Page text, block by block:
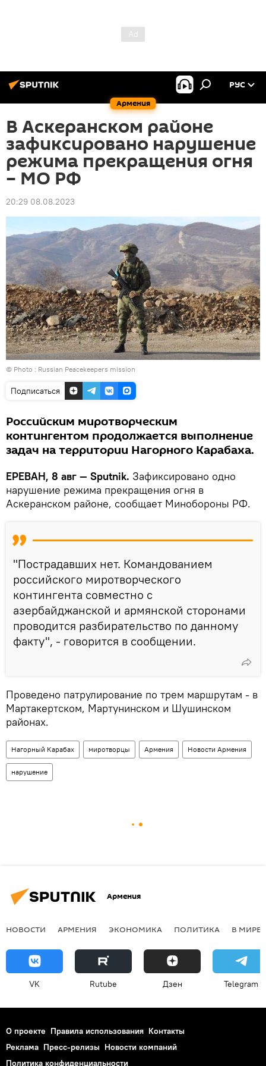
Армения
РУС
В Аскеранском районе
зафиксировано нарушение
режима прекращения огня
– МО РФ
20:29 08.08.2023
© Photo : Russian Peacekeepers mission
Подписаться
Российским миротворческим
контингентом продолжается выполнение
задач на территории Нагорного Карабаха.
ЕРЕВАН, 8 авг — Sputnik. Зафиксировано одно
нарушение режима прекращения огня в
Аскеранском районе, сообщает Минобороны РФ.
"Пострадавших нет. Командованием
российского миротворческого
контингента совместно с
азербайджанской и армянской сторонами
проводится разбирательство по данному
факту", - говорится в сообщении.
Проведено патрулирование по трем маршрутам - в
Мартакертском, Мартунинском и Шушинском
районах.
Нагорный Карабах миротворцы Армения Новости Армения
нарушение
Армения
НОВОСТИ АРМЕНИЯ ЭКОНОМИКА ПОЛИТИКА В МИРЕ
VK Rutube Дзен Telegram
О проекте Правила использования Контакты
Реклама Пресс-релизы Новости компаний
Политика конфиденциальности